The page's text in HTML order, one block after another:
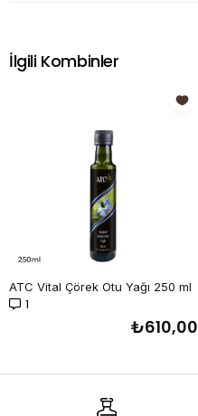
İlgili Kombinler
ATC Vital Çörek Otu Yağı 250 ml
1
₺610,00